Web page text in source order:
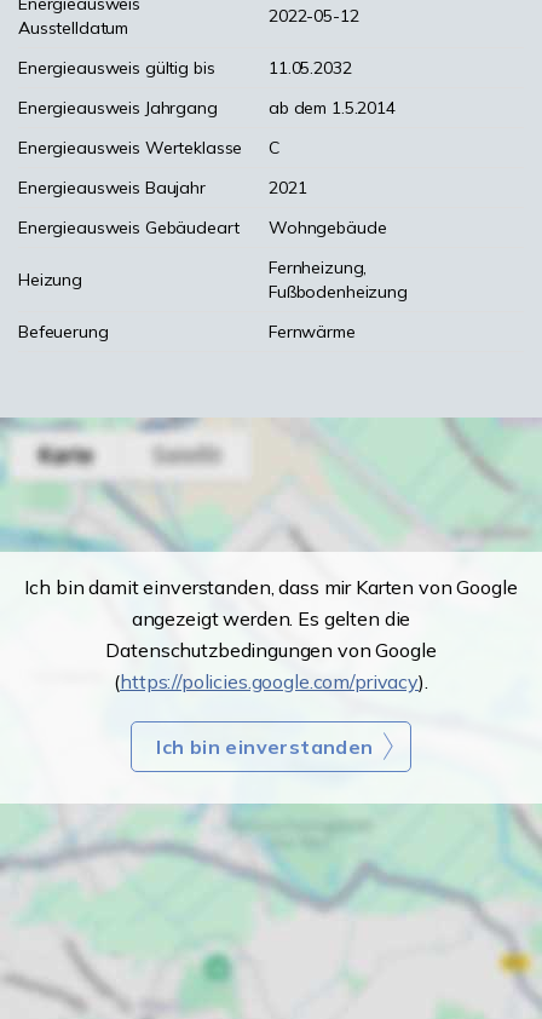
Ausstelldatum
2022-05-12
Energieausweis gültig bis
11.05.2032
Energieausweis Jahrgang
ab dem 1.5.2014
Energieausweis Werteklasse
C
Energieausweis Baujahr
2021
Energieausweis Gebäudeart
Wohngebäude
Heizung
Fernheizung,
Fußbodenheizung
Befeuerung
Fernwärme
Ich bin damit einverstanden, dass mir Karten von Google
angezeigt werden. Es gelten die
Datenschutzbedingungen von Google
(https://policies.google.com/privacy).
Ich bin einverstanden